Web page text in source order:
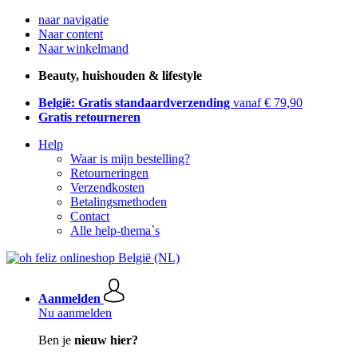
naar navigatie
Naar content
Naar winkelmand
Beauty, huishouden & lifestyle
België: Gratis standaardverzending vanaf € 79,90
Gratis retourneren
Help
Waar is mijn bestelling?
Retourneringen
Verzendkosten
Betalingsmethoden
Contact
Alle help-thema`s
Aanmelden
Nu aanmelden
Ben je nieuw hier?